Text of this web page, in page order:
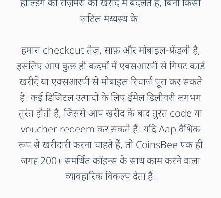
होल्डिंग को रोज़मर्रा की खरीद में बदलते हैं, बिना किसी
जटिल मध्यस्थ के।
हमारा checkout तेज़, साफ़ और मोबाइल-फ्रेंडली है,
इसलिए आप कुछ ही कदमों में एक्सआरपी से गिफ्ट कार्ड
खरीदें या एक्सआरपी से मोबाइल रिचार्ज पूरा कर सकते
हैं। कई डिजिटल उत्पादों के लिए ईमेल डिलीवरी लगभग
तुरंत होती है, जिससे आप खरीद के बाद तुरंत code या
voucher redeem कर सकते हैं। यदि Aap वैश्विक
रूप से खरीदारी करना चाहते हैं, तो CoinsBee एक ही
जगह 200+ समर्थित कॉइन्स के साथ काम करने वाला
व्यावहारिक विकल्प देता है।